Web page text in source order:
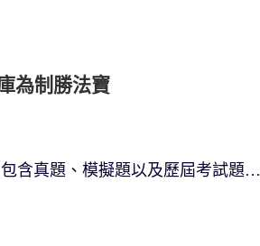
為制勝法寶
含真題、模擬題以及歷屆考試題…